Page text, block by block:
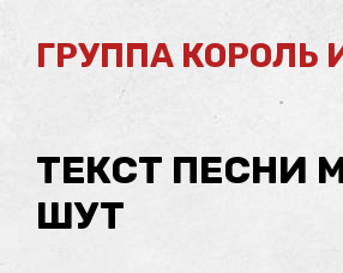
ГРУППА КОРОЛЬ
ТЕКСТ ПЕСНИ
ШУТ